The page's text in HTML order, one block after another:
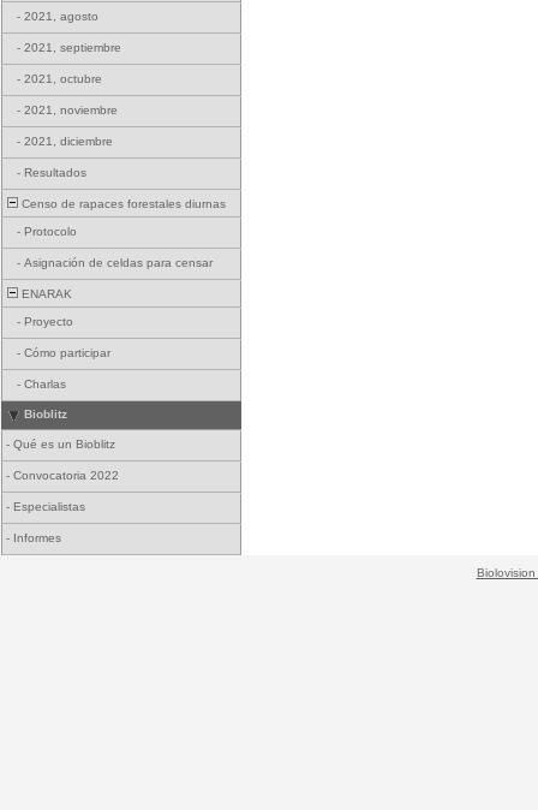
- 2021, agosto
- 2021, septiembre
- 2021, octubre
- 2021, noviembre
- 2021, diciembre
- Resultados
Censo de rapaces forestales diurnas
- Protocolo
- Asignación de celdas para censar
ENARAK
- Proyecto
- Cómo participar
- Charlas
Bioblitz
- Qué es un Bioblitz
- Convocatoria 2022
- Especialistas
- Informes
Biolovision